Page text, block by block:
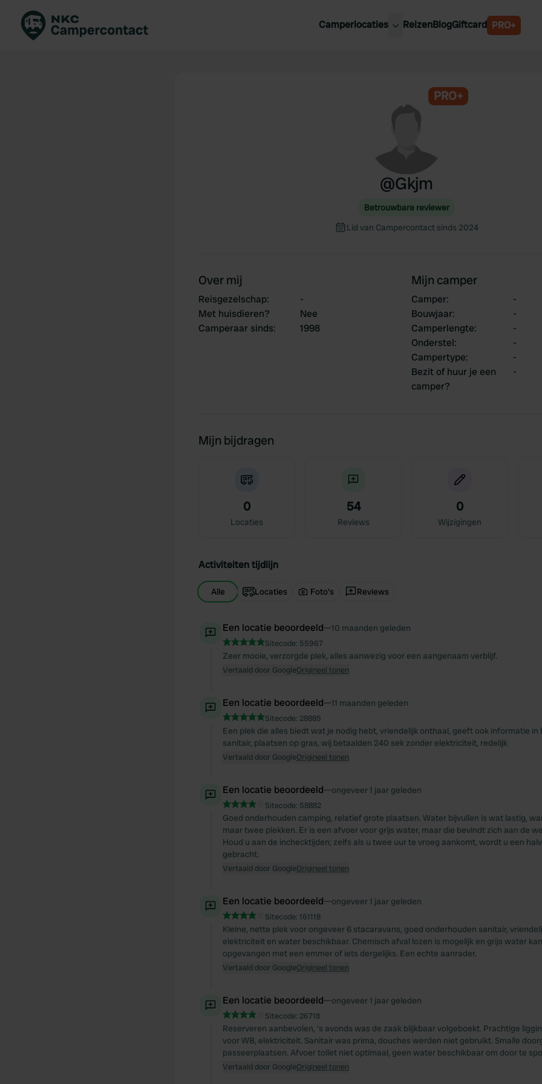
Camperlocaties ReizenBlogGiftcard PRO+
PRO+
@Gkjm
Betrouwbare reviewer
Lid van Campercontact sinds 2024
Over mij
Reisgezelschap:
-
Met huisdieren?
Nee
Camperaar sinds: 1998
Mijn camper
Camper:
-
Bouwjaar:
-
Camperlengte:
-
Onderstel:
-
Campertype:
-
Bezit of huur je een
camper?
-
Mijn bijdragen
0
Locaties
54
Reviews
0
Wijzigingen
Activiteiten tijdlijn
Alle Locaties Foto's Reviews
Een locatie beoordeeld—10 maanden geleden
Sitecode: 55967
Zeer mooie, verzorgde plek, alles aanwezig voor een aangenaam verblijf.
Vertaald door GoogleOrigineel tonen
Een locatie beoordeeld—11 maanden geleden
Sitecode: 28885
Een plek die alles biedt wat je nodig hebt, vriendelijk onthaal, geeft ook informatie in
sanitair, plaatsen op gras, wij betaalden 240 sek zonder elektriciteit, redelijk
Vertaald door GoogleOrigineel tonen
Een locatie beoordeeld—ongeveer 1 jaar geleden
Sitecode: 58882
Goed onderhouden camping, relatief grote plaatsen. Water bijvullen is wat lastig,
maar twee plekken. Er is een afvoer voor grijs water, maar die bevindt zich aan de
Houd u aan de inchecktijden; zelfs als u twee uur te vroeg aankomt, wordt u een
gebracht.
Vertaald door GoogleOrigineel tonen
Een locatie beoordeeld—ongeveer 1 jaar geleden
Sitecode: 161118
Kleine, nette plek voor ongeveer 6 stacaravans, goed onderhouden sanitair,
elektriciteit en water beschikbaar. Chemisch afval lozen is mogelijk en grijs water
opgevangen met een emmer of iets dergelijks. Een echte aanrader.
Vertaald door GoogleOrigineel tonen
Een locatie beoordeeld—ongeveer 1 jaar geleden
Sitecode: 26718
Reserveren aanbevolen, 's avonds was de zaak blijkbaar volgeboekt. Prachtige
voor WB, elektriciteit. Sanitair was prima, douches werden niet gebruikt. Smalle
passeerplaatsen. Afvoer toilet niet optimaal, geen water beschikbaar om door te
Vertaald door GoogleOrigineel tonen